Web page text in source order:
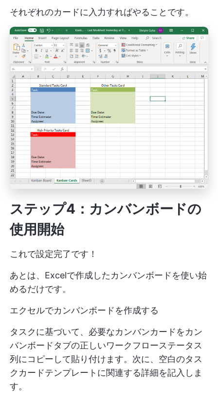
それぞれのカードに入力すればやることです。
ステップ4：カンバンボードの
使用開始
これで設定完了です！
あとは、Excelで作成したカンバンボードを使い始
めるだけです。
エクセルでカンバンボードを作成する
タスクに基づいて、必要なカンバンカードをカン
バンボードタブの正しいワークフローステータス
列にコピーして貼り付けます。次に、空白のタス
クカードテンプレートに関連する詳細を記入しま
す。